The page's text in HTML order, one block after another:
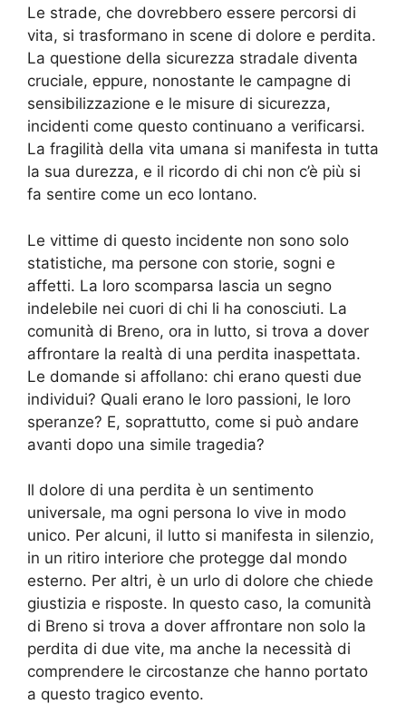
Le strade, che dovrebbero essere percorsi di
vita, si trasformano in scene di dolore e perdita.
La questione della sicurezza stradale diventa
cruciale, eppure, nonostante le campagne di
sensibilizzazione e le misure di sicurezza,
incidenti come questo continuano a verificarsi.
La fragilità della vita umana si manifesta in tutta
la sua durezza, e il ricordo di chi non c’è più si
fa sentire come un eco lontano.
Le vittime di questo incidente non sono solo
statistiche, ma persone con storie, sogni e
affetti. La loro scomparsa lascia un segno
indelebile nei cuori di chi li ha conosciuti. La
comunità di Breno, ora in lutto, si trova a dover
affrontare la realtà di una perdita inaspettata.
Le domande si affollano: chi erano questi due
individui? Quali erano le loro passioni, le loro
speranze? E, soprattutto, come si può andare
avanti dopo una simile tragedia?
Il dolore di una perdita è un sentimento
universale, ma ogni persona lo vive in modo
unico. Per alcuni, il lutto si manifesta in silenzio,
in un ritiro interiore che protegge dal mondo
esterno. Per altri, è un urlo di dolore che chiede
giustizia e risposte. In questo caso, la comunità
di Breno si trova a dover affrontare non solo la
perdita di due vite, ma anche la necessità di
comprendere le circostanze che hanno portato
a questo tragico evento.